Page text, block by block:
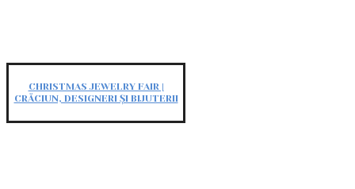
CHRISTMAS JEWELRY FAIR |
CRĂCIUN, DESIGNERI ȘI BIJUTERII